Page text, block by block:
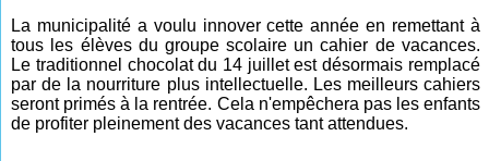
La municipalité a voulu innover cette année en remettant à
tous les élèves du groupe scolaire un cahier de vacances.
Le traditionnel chocolat du 14 juillet est désormais remplacé
par de la nourriture plus intellectuelle. Les meilleurs cahiers
seront primés à la rentrée. Cela n'empêchera pas les enfants
de profiter pleinement des vacances tant attendues.